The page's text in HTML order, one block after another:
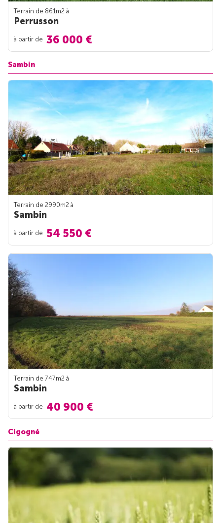
Terrain de 861m2 à
Perrusson
à partir de 36 000 €
Sambin
Terrain de 2990m2 à
Sambin
à partir de 54 550 €
Terrain de 747m2 à
Sambin
à partir de 40 900 €
Cigogné